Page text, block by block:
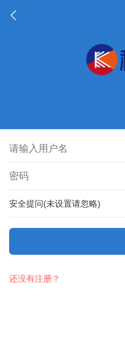
安全提问(未设置请忽略)
还没有注册？